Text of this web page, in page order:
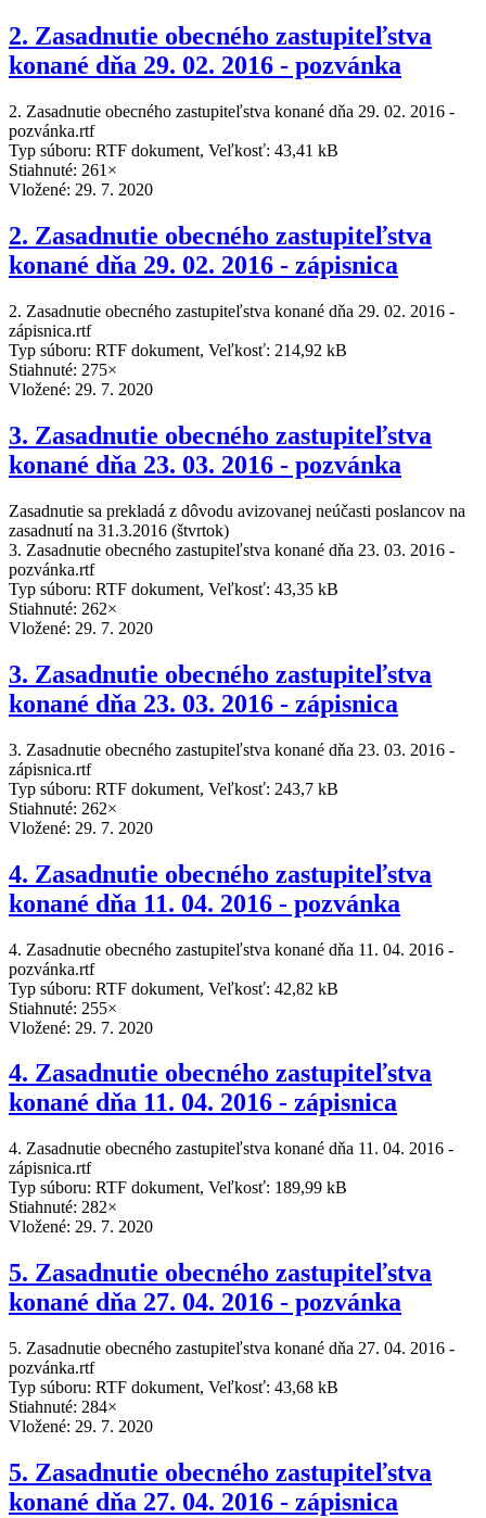
2. Zasadnutie obecného zastupiteľstva
konané dňa 29. 02. 2016 - pozvánka
2. Zasadnutie obecného zastupiteľstva konané dňa 29. 02. 2016 -
pozvánka.rtf
Typ súboru: RTF dokument, Veľkosť: 43,41 kB
Stiahnuté: 261×
Vložené: 29. 7. 2020
2. Zasadnutie obecného zastupiteľstva
konané dňa 29. 02. 2016 - zápisnica
2. Zasadnutie obecného zastupiteľstva konané dňa 29. 02. 2016 -
zápisnica.rtf
Typ súboru: RTF dokument, Veľkosť: 214,92 kB
Stiahnuté: 275×
Vložené: 29. 7. 2020
3. Zasadnutie obecného zastupiteľstva
konané dňa 23. 03. 2016 - pozvánka
Zasadnutie sa prekladá z dôvodu avizovanej neúčasti poslancov na
zasadnutí na 31.3.2016 (štvrtok)
3. Zasadnutie obecného zastupiteľstva konané dňa 23. 03. 2016 -
pozvánka.rtf
Typ súboru: RTF dokument, Veľkosť: 43,35 kB
Stiahnuté: 262×
Vložené: 29. 7. 2020
3. Zasadnutie obecného zastupiteľstva
konané dňa 23. 03. 2016 - zápisnica
3. Zasadnutie obecného zastupiteľstva konané dňa 23. 03. 2016 -
zápisnica.rtf
Typ súboru: RTF dokument, Veľkosť: 243,7 kB
Stiahnuté: 262×
Vložené: 29. 7. 2020
4. Zasadnutie obecného zastupiteľstva
konané dňa 11. 04. 2016 - pozvánka
4. Zasadnutie obecného zastupiteľstva konané dňa 11. 04. 2016 -
pozvánka.rtf
Typ súboru: RTF dokument, Veľkosť: 42,82 kB
Stiahnuté: 255×
Vložené: 29. 7. 2020
4. Zasadnutie obecného zastupiteľstva
konané dňa 11. 04. 2016 - zápisnica
4. Zasadnutie obecného zastupiteľstva konané dňa 11. 04. 2016 -
zápisnica.rtf
Typ súboru: RTF dokument, Veľkosť: 189,99 kB
Stiahnuté: 282×
Vložené: 29. 7. 2020
5. Zasadnutie obecného zastupiteľstva
konané dňa 27. 04. 2016 - pozvánka
5. Zasadnutie obecného zastupiteľstva konané dňa 27. 04. 2016 -
pozvánka.rtf
Typ súboru: RTF dokument, Veľkosť: 43,68 kB
Stiahnuté: 284×
Vložené: 29. 7. 2020
5. Zasadnutie obecného zastupiteľstva
konané dňa 27. 04. 2016 - zápisnica